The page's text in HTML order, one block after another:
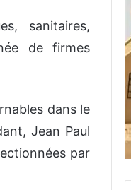
sanitaires,
de firmes
dans le
Jean Paul
par